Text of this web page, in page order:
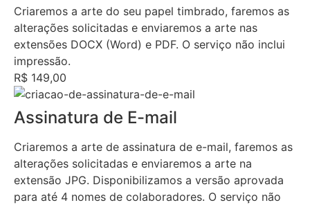
Criaremos a arte do seu papel timbrado, faremos as
alterações solicitadas e enviaremos a arte nas
extensões DOCX (Word) e PDF. O serviço não inclui
impressão.
R$ 149,00
Assinatura de E-mail
Criaremos a arte de assinatura de e-mail, faremos as
alterações solicitadas e enviaremos a arte na
extensão JPG. Disponibilizamos a versão aprovada
para até 4 nomes de colaboradores. O serviço não